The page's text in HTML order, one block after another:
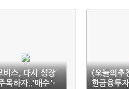
비스, 다시 성장
목하자..'매수'-
(오늘의추
한금융투